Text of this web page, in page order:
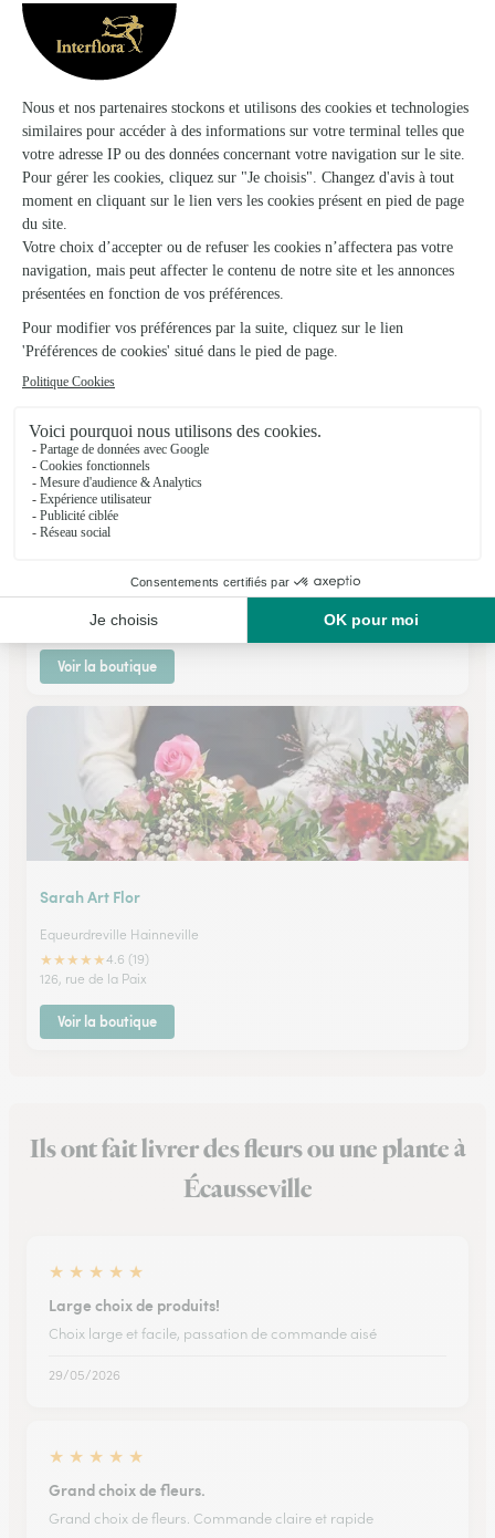
La Corbeille D’argent
Portbail
★★★★★5 (12)
22, rue Denis Dumont
Fleurs & Saveurs
Equeurdreville Hainneville
111, rue Gambetta
Voir la boutique
Sarah Art Flor
Equeurdreville Hainneville
★★★★★4.6 (19)
126, rue de la Paix
Voir la boutique
Ils ont fait livrer des fleurs ou une plante à
Écausseville
★ ★ ★ ★ ★
Large choix de produits!
Choix large et facile, passation de commande aisé
29/05/2026
★ ★ ★ ★ ★
Grand choix de fleurs.
Grand choix de fleurs. Commande claire et rapide